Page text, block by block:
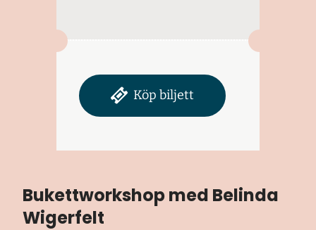
Bukettworkshop med Belinda
Wigerfelt
Köp biljett